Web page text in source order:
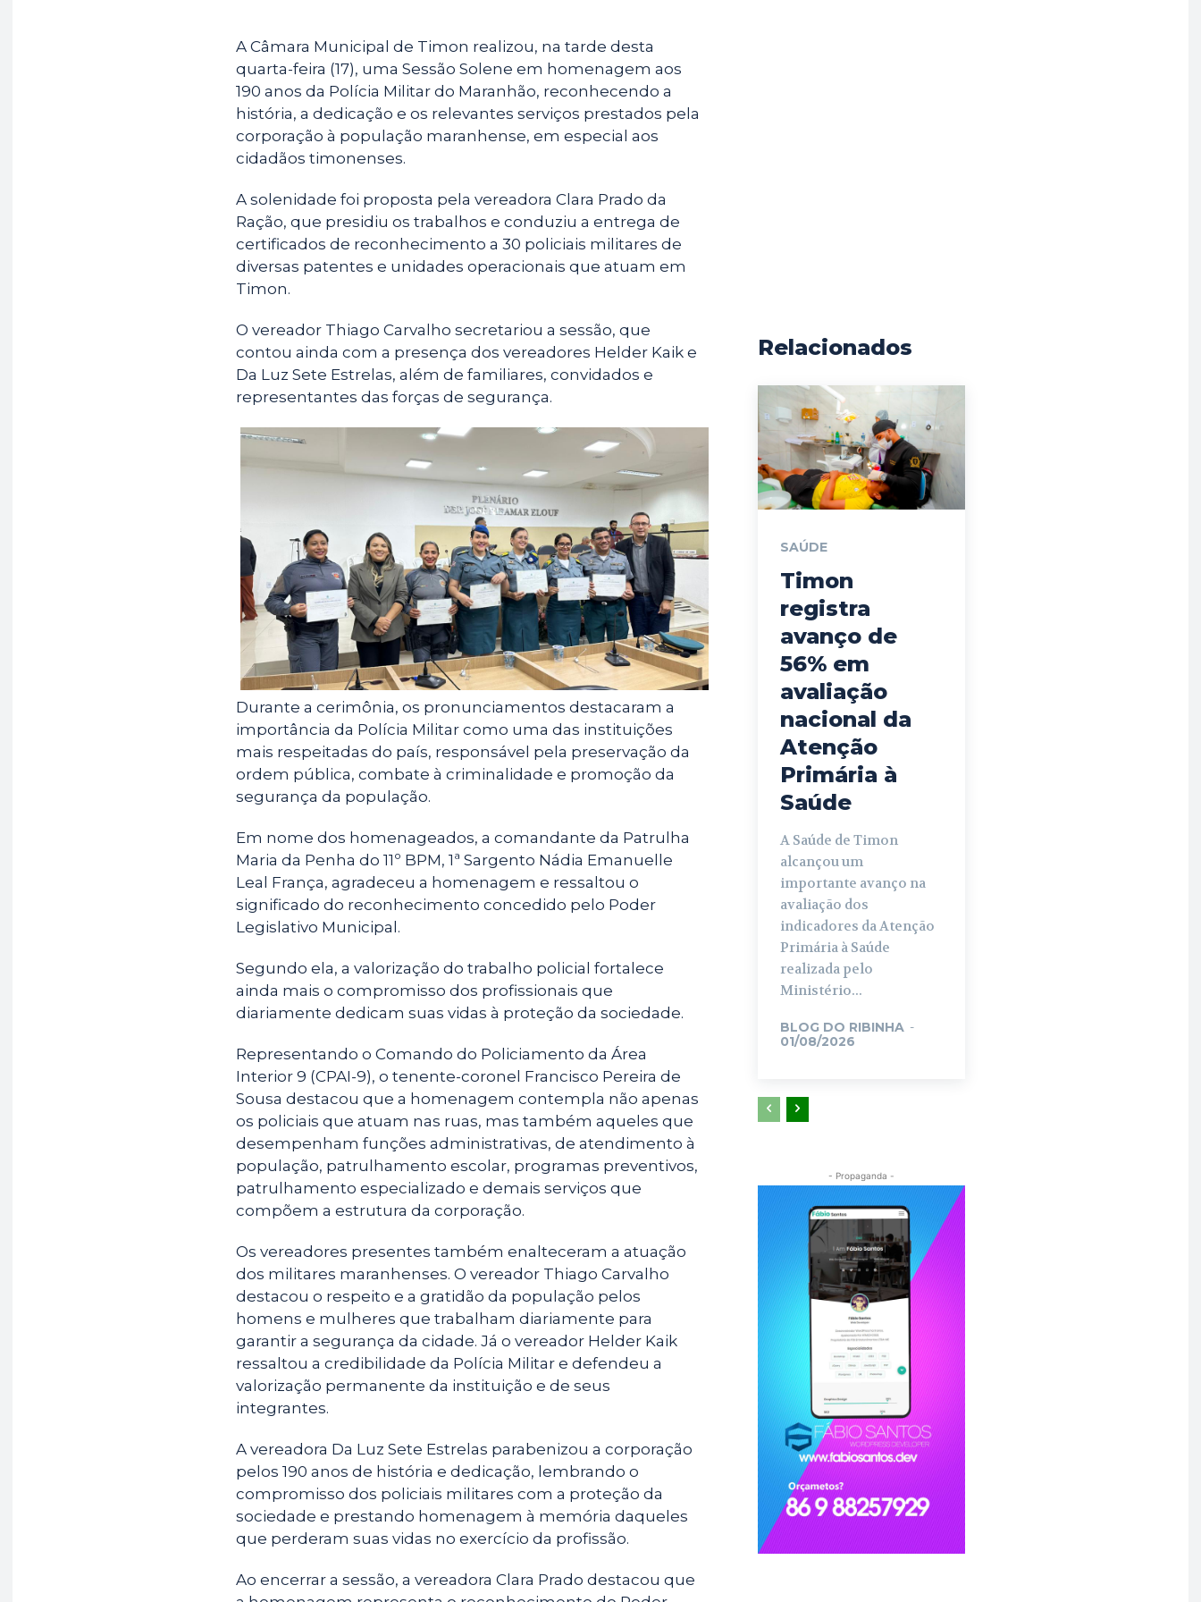
A Câmara Municipal de Timon realizou, na tarde desta
quarta-feira (17), uma Sessão Solene em homenagem aos
190 anos da Polícia Militar do Maranhão, reconhecendo a
história, a dedicação e os relevantes serviços prestados pela
corporação à população maranhense, em especial aos
cidadãos timonenses.
A solenidade foi proposta pela vereadora Clara Prado da
Ração, que presidiu os trabalhos e conduziu a entrega de
certificados de reconhecimento a 30 policiais militares de
diversas patentes e unidades operacionais que atuam em
Timon.
O vereador Thiago Carvalho secretariou a sessão, que
contou ainda com a presença dos vereadores Helder Kaik e
Da Luz Sete Estrelas, além de familiares, convidados e
representantes das forças de segurança.
Durante a cerimônia, os pronunciamentos destacaram a
importância da Polícia Militar como uma das instituições
mais respeitadas do país, responsável pela preservação da
ordem pública, combate à criminalidade e promoção da
segurança da população.
Em nome dos homenageados, a comandante da Patrulha
Maria da Penha do 11º BPM, 1ª Sargento Nádia Emanuelle
Leal França, agradeceu a homenagem e ressaltou o
significado do reconhecimento concedido pelo Poder
Legislativo Municipal.
Segundo ela, a valorização do trabalho policial fortalece
ainda mais o compromisso dos profissionais que
diariamente dedicam suas vidas à proteção da sociedade.
Representando o Comando do Policiamento da Área
Interior 9 (CPAI-9), o tenente-coronel Francisco Pereira de
Sousa destacou que a homenagem contempla não apenas
os policiais que atuam nas ruas, mas também aqueles que
desempenham funções administrativas, de atendimento à
população, patrulhamento escolar, programas preventivos,
patrulhamento especializado e demais serviços que
compõem a estrutura da corporação.
Os vereadores presentes também enalteceram a atuação
dos militares maranhenses. O vereador Thiago Carvalho
destacou o respeito e a gratidão da população pelos
homens e mulheres que trabalham diariamente para
garantir a segurança da cidade. Já o vereador Helder Kaik
ressaltou a credibilidade da Polícia Militar e defendeu a
valorização permanente da instituição e de seus
integrantes.
A vereadora Da Luz Sete Estrelas parabenizou a corporação
pelos 190 anos de história e dedicação, lembrando o
compromisso dos policiais militares com a proteção da
sociedade e prestando homenagem à memória daqueles
que perderam suas vidas no exercício da profissão.
Ao encerrar a sessão, a vereadora Clara Prado destacou que
Relacionados
SAÚDE
Timon
registra
avanço de
56% em
avaliação
nacional da
Atenção
Primária à
Saúde
A Saúde de Timon
alcançou um
importante avanço na
avaliação dos
indicadores da Atenção
Primária à Saúde
realizada pelo
Ministério...
BLOG DO RIBINHA -
01/08/2026
- Propaganda -